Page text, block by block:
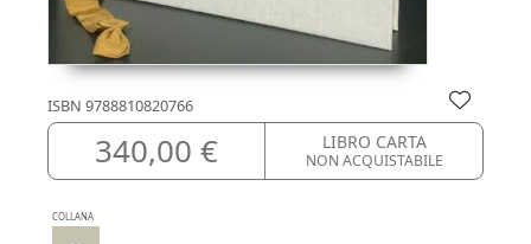
ISBN 9788810820766
340,00 € LIBRO CARTA
NON ACQUISTABILE
COLLANA